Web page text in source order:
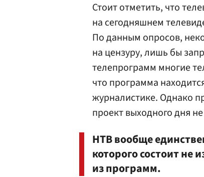
Стоит отметить, что
на сегодняшнем
По данным опросов,
на цензуру, лишь бы
телепрограмм многие
что программа
журналистике. Однако
проект выходного дня
НТВ вообще
которого состоит
из программ.